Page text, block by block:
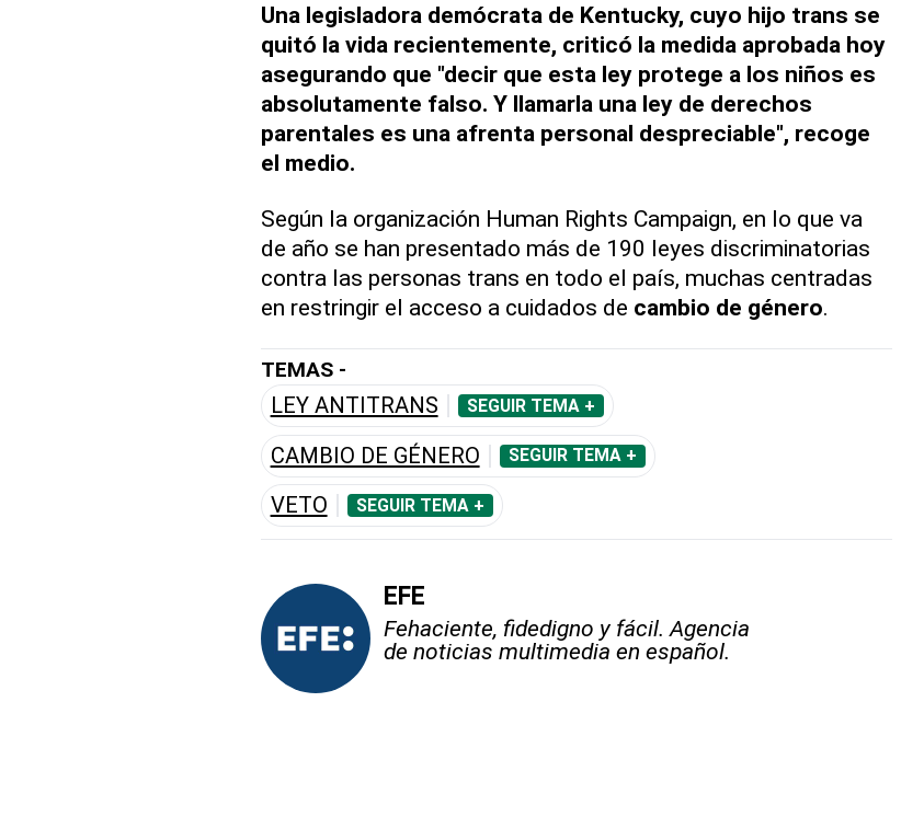
Una legisladora demócrata de Kentucky, cuyo hijo trans se
quitó la vida recientemente, criticó la medida aprobada hoy
asegurando que "decir que esta ley protege a los niños es
absolutamente falso. Y llamarla una ley de derechos
parentales es una afrenta personal despreciable", recoge
el medio.
Según la organización Human Rights Campaign, en lo que va
de año se han presentado más de 190 leyes discriminatorias
contra las personas trans en todo el país, muchas centradas
en restringir el acceso a cuidados de cambio de género.
TEMAS -
LEY ANTITRANS SEGUIR TEMA +
CAMBIO DE GÉNERO SEGUIR TEMA +
VETO SEGUIR TEMA +
EFE
Fehaciente, fidedigno y fácil. Agencia
de noticias multimedia en español.